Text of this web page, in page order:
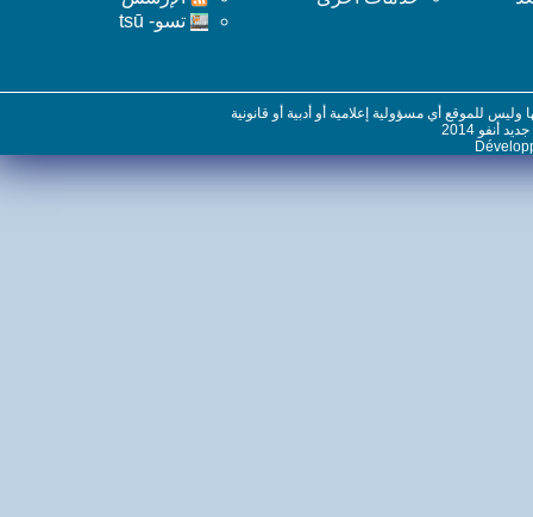
تسو- tsū
للموقع أي مسؤولية إعلامية أو أدبية أو قانونية
2014